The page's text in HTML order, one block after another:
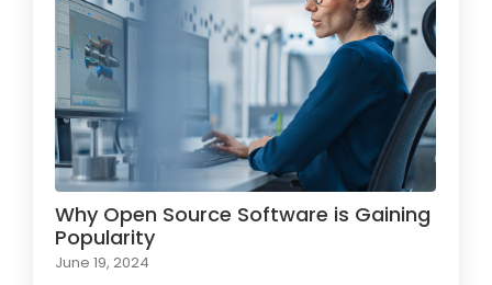
Why Open Source Software is Gaining
Popularity
June 19, 2024